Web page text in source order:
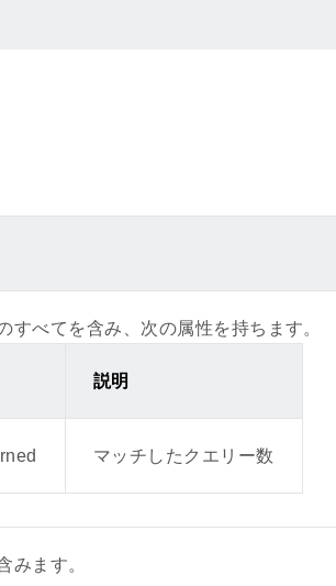
～5)
ョン1～5 - 表示名)
コキーワード）
ベル / エコキーワードのエビデンス
すべてを含み、次の属性を持ちます。
説明
マッチしたクエリー数
みます。